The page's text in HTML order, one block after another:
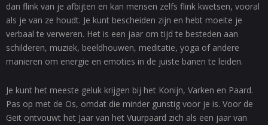
dan flink van je afbijten en kan mensen zelfs flink kwetsen, vooral
als je van ze houdt. Je kunt bescheiden zijn en hebt moeite je
verbaal te verweren. Het is een jaar om tijd te besteden aan
schilderen, muziek, beeldhouwen, meditatie, yoga of andere
manieren om energie en emoties in de juiste banen te leiden.
Je kunt het meeste geluk krijgen bij het Konijn, Varken en Paard.
Pas op met de Os, omdat die minder gunstig voor je is. Voor de
Geit ontvouwt het Jaar van het Vuurpaard zich als een jaar van